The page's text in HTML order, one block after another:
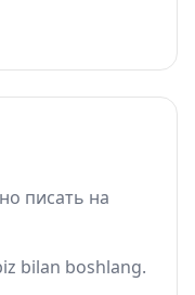
писать на
bilan boshlang.